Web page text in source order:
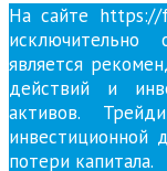
На сайте https://
является
действий и
активов.
инвестиционной
потери капитала.